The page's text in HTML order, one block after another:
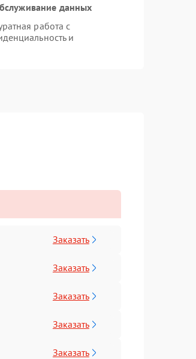
данных
работа с
и
Заказать
Заказать
Заказать
Заказать
Заказать